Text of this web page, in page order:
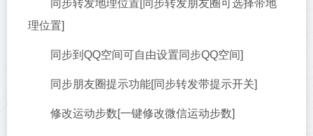
同步转发地理位置[同步转发朋友圈可选择带地
理位置]
同步到QQ空间可自由设置同步QQ空间]
同步朋友圈提示功能[同步转发带提示开关]
修改运动步数[一键修改微信运动步数]